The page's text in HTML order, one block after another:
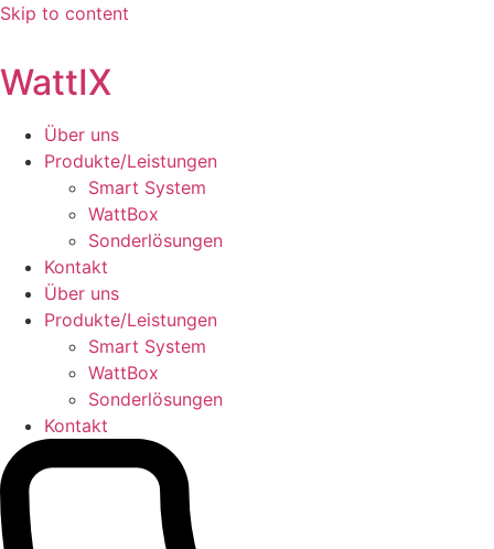
Skip to content
WattIX
Über uns
Produkte/Leistungen
Smart System
WattBox
Sonderlösungen
Kontakt
Über uns
Produkte/Leistungen
Smart System
WattBox
Sonderlösungen
Kontakt